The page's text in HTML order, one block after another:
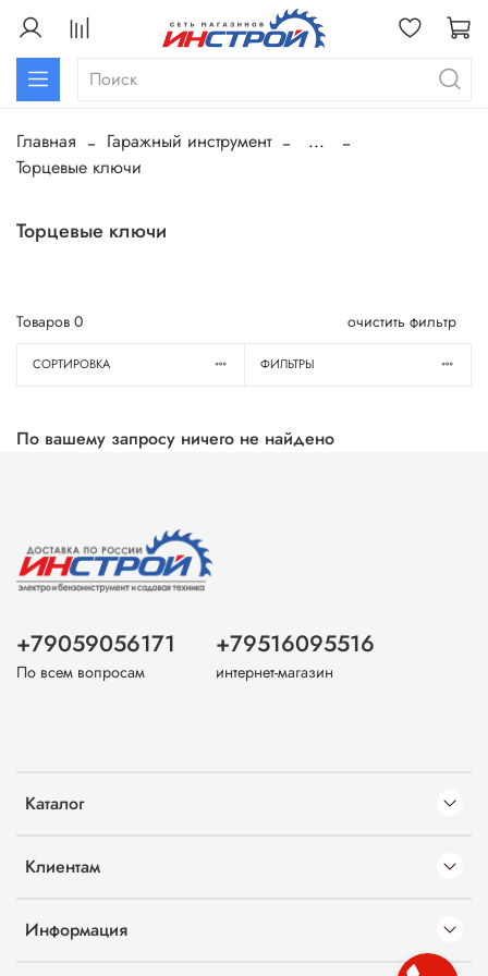
Главная Гаражный инструмент
...
Торцевые ключи
Торцевые ключи
Товаров 0 очистить фильтр
СОРТИРОВКА ФИЛЬТРЫ
По вашему запросу ничего не найдено
Каталог
Клиентам
Информация
+79059056171
По всем вопросам
+79516095516
интернет-магазин